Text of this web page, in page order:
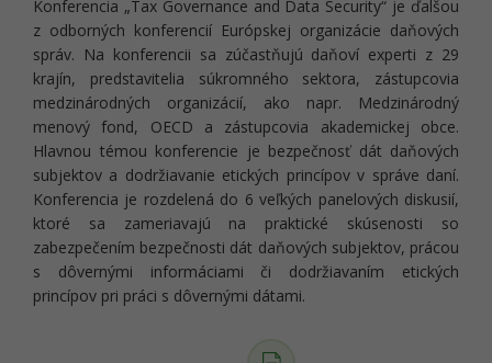
Konferencia „Tax Governance and Data Security“ je ďalšou
z odborných konferencií Európskej organizácie daňových
správ. Na konferencii sa zúčastňujú daňoví experti z 29
krajín, predstavitelia súkromného sektora, zástupcovia
medzinárodných organizácií, ako napr. Medzinárodný
menový fond, OECD a zástupcovia akademickej obce.
Hlavnou témou konferencie je bezpečnosť dát daňových
subjektov a dodržiavanie etických princípov v správe daní.
Konferencia je rozdelená do 6 veľkých panelových diskusií,
ktoré sa zameriavajú na praktické skúsenosti so
zabezpečením bezpečnosti dát daňových subjektov, prácou
s dôvernými informáciami či dodržiavaním etických
princípov pri práci s dôvernými dátami.